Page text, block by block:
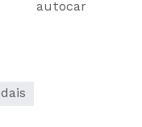
autocar